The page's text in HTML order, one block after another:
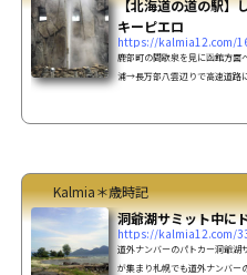
【北海道の道の駅】
キーピエロ
https://kalmia12.com/
鹿部町の間歇泉を見に函館方
浦→長万部八雲辺りで高速道路
Kalmia＊歳時記
洞爺湖サミット中に
https://kalmia12.com/
道外ナンバーのパトカー洞爺湖
が集まり札幌でも道外ナンバー